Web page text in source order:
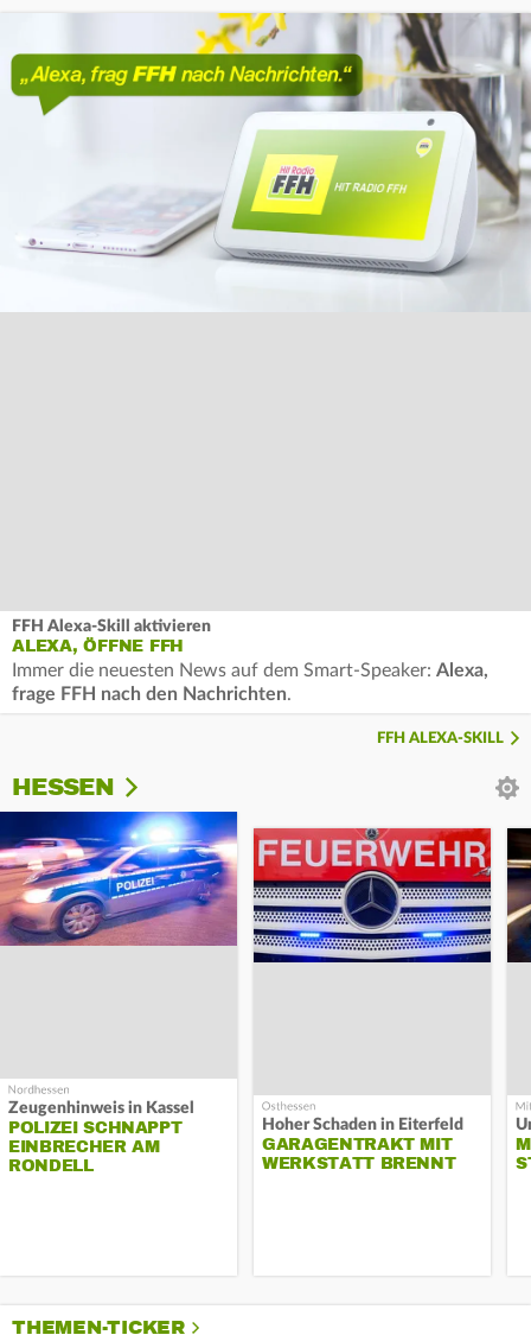
FFH Alexa-Skill aktivieren
ALEXA, ÖFFNE FFH
Immer die neuesten News auf dem Smart-Speaker: Alexa,
frage FFH nach den Nachrichten.
FFH ALEXA-SKILL
HESSEN
Zeugenhinweis in Kassel
POLIZEI SCHNAPPT
EINBRECHER AM
RONDELL
Hoher Schaden in Eiterfeld
GARAGENTRAKT MIT
WERKSTATT BRENNT
THEMEN-TICKER